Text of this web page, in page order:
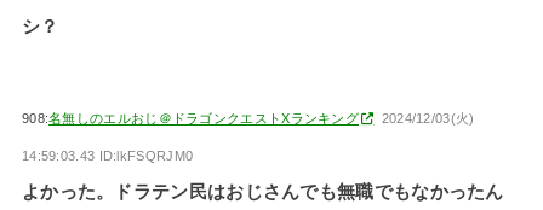
シ？
908:名無しのエルおじ＠ドラゴンクエストXランキング 2024/12/03(火)
14:59:03.43 ID:lkFSQRJM0
よかった。ドラテン民はおじさんでも無職でもなかったん